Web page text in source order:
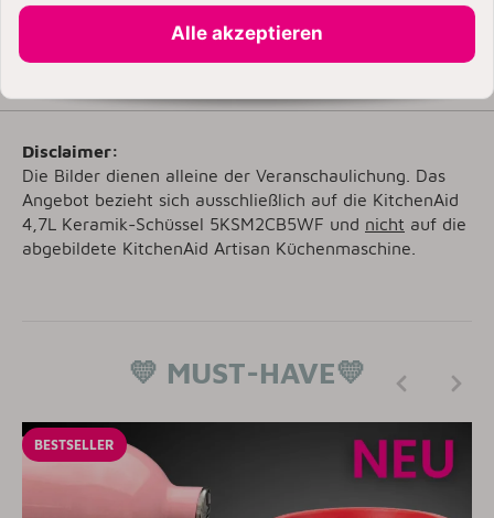
Artisan Plus 4,7 Liter 5KSM50
Disclaimer:
Die Bilder dienen alleine der Veranschaulichung. Das
Angebot bezieht sich ausschließlich auf die KitchenAid
4,7L Keramik-Schüssel 5KSM2CB5WF und nicht auf die
abgebildete KitchenAid Artisan Küchenmaschine.
💛 MUST-HAVE💛
BESTSELLER
Alle akzeptieren